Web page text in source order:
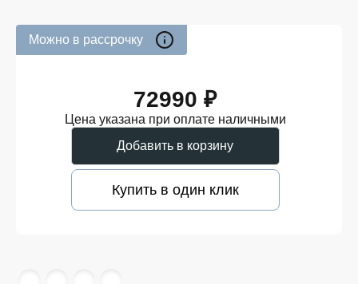
Можно в рассрочку
72990 ₽
Цена указана при оплате наличными
Добавить в корзину
Купить в один клик